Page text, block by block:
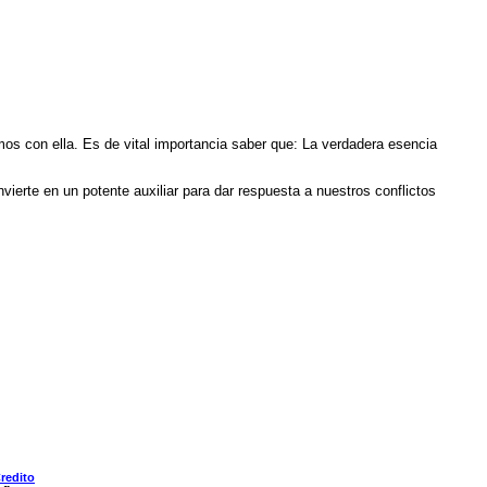
con ella. Es de vital importancia saber que: La verdadera esencia
en un potente auxiliar para dar respuesta a nuestros conflictos